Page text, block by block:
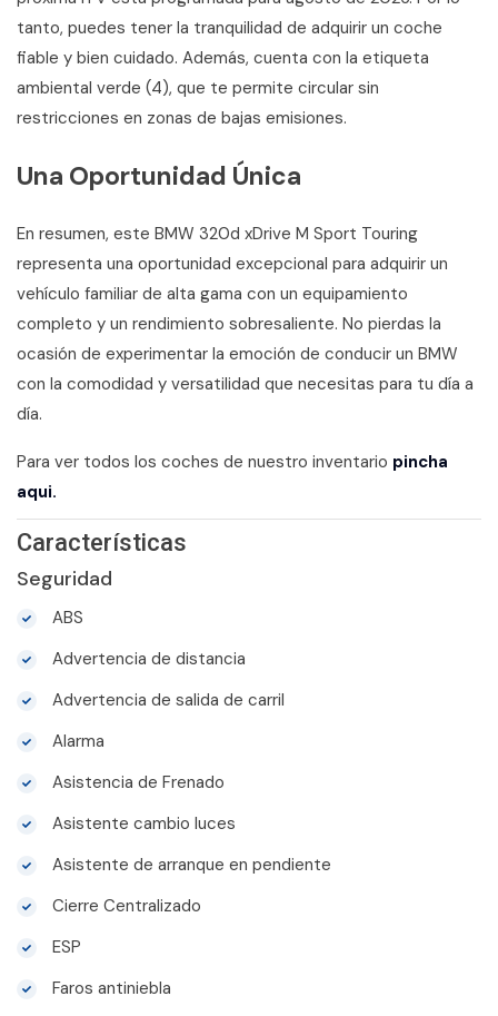
tanto, puedes tener la tranquilidad de adquirir un coche
fiable y bien cuidado. Además, cuenta con la etiqueta
ambiental verde (4), que te permite circular sin
restricciones en zonas de bajas emisiones.
Una Oportunidad Única
En resumen, este BMW 320d xDrive M Sport Touring
representa una oportunidad excepcional para adquirir un
vehículo familiar de alta gama con un equipamiento
completo y un rendimiento sobresaliente. No pierdas la
ocasión de experimentar la emoción de conducir un BMW
con la comodidad y versatilidad que necesitas para tu día a
día.
Para ver todos los coches de nuestro inventario pincha
aqui.
Características
Seguridad
ABS
Advertencia de distancia
Advertencia de salida de carril
Alarma
Asistencia de Frenado
Asistente cambio luces
Asistente de arranque en pendiente
Cierre Centralizado
ESP
Faros antiniebla